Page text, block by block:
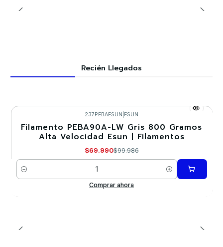
Recién Llegados
-30%
237PEBAESUN ESUN
Filamento PEBA90A-LW Gris 800 Gramos
Alta Velocidad Esun | Filamentos
$69.990$99.986
Cantidad
Comprar ahora